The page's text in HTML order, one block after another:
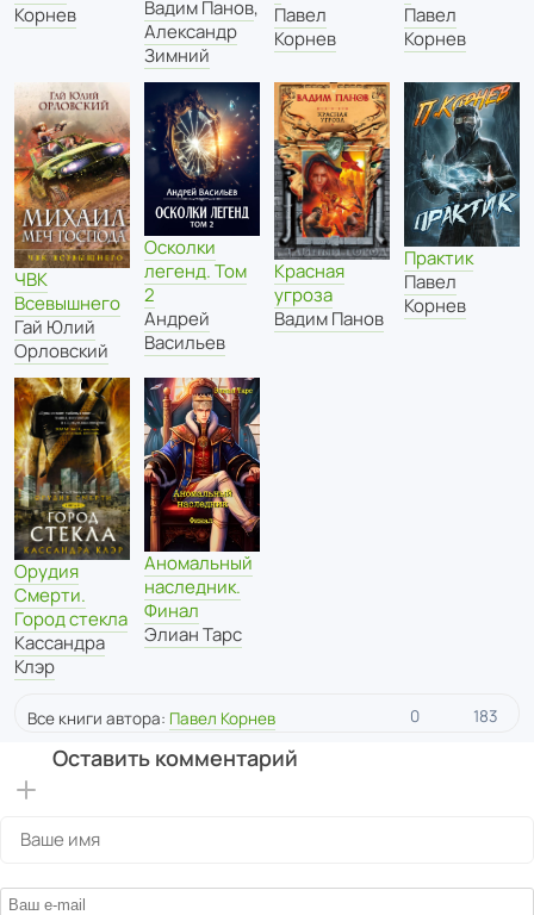
Корнев
Вадим Панов,
Александр
Зимний
Павел
Корнев
Павел
Корнев
ЧВК
Всевышнего
Гай Юлий
Орловский
Осколки
легенд. Том
2
Андрей
Васильев
Красная
угроза
Вадим Панов
Практик
Павел
Корнев
Орудия
Смерти.
Город стекла
Кассандра
Клэр
Аномальный
наследник.
Финал
Элиан Тарс
Все книги автора: Павел Корнев 0 183
Оставить комментарий